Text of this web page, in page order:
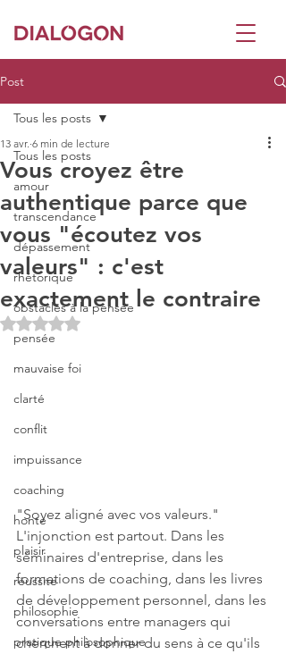
Post
Tous les posts
amour
transcendance
dépassement
rhétorique
obstacles à la pensée
pensée
mauvaise foi
clarté
conflit
impuissance
coaching
honte
plaisir
réussite
philosophie
pratique philosophique
Tous les posts
Vous croyez être
authentique parce que
vous "écoutez vos
valeurs" : c'est
exactement le contraire
13 avr. 6 min de lecture
Noté NaN étoiles sur 5.
"Soyez aligné avec vos valeurs."
L'injonction est partout. Dans les
séminaires d'entreprise, dans les
formations de coaching, dans les livres
de développement personnel, dans les
conversations entre managers qui
cherchent à donner du sens à ce qu'ils